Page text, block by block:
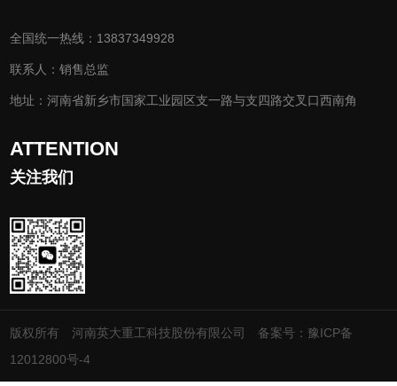
全国统一热线：13837349928
联系人：销售总监
地址：河南省新乡市国家工业园区支一路与支四路交叉口西南角
ATTENTION
关注我们
版权所有 河南英大重工科技股份有限公司 备案号：豫ICP备
12012800号-4